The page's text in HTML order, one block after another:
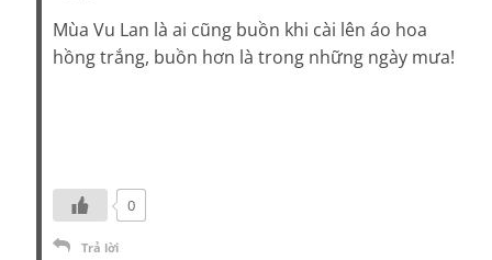
Mùa Vu Lan là ai cũng buồn khi cài lên áo hoa
hồng trắng, buồn hơn là trong những ngày mưa!
0
Trả lời